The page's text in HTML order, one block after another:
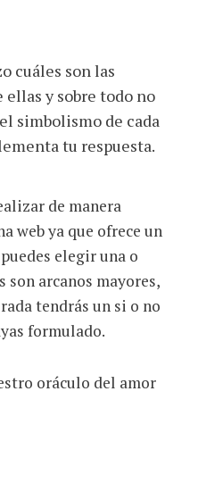
cuáles son las
ellas y sobre todo no
simbolismo de cada
tu respuesta.
de manera
web ya que ofrece un
elegir una o
son arcanos mayores,
tendrás un si o no
formulado.
oráculo del amor